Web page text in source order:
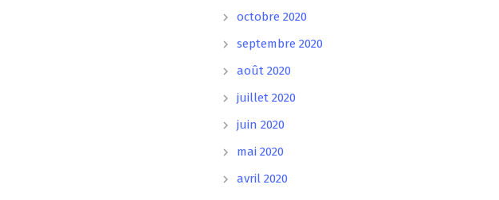
octobre 2020
septembre 2020
août 2020
juillet 2020
juin 2020
mai 2020
avril 2020